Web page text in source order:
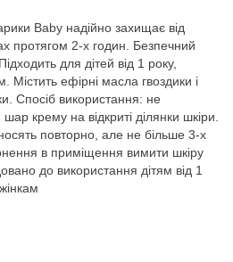
Baby надійно захищає від
протягом 2-х годин. Безпечний
для дітей від 1 року,
Містить ефірні масла гвоздики і
Спосіб використання: не
крему на відкриті ділянки шкіри.
повторно, але не більше 3-х
в приміщення вимити шкіру
до використання дітям від 1